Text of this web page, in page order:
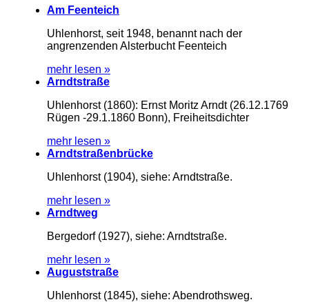
Am Feenteich
Uhlenhorst, seit 1948, benannt nach der
angrenzenden Alsterbucht Feenteich
mehr lesen »
Arndtstraße
Uhlenhorst (1860): Ernst Moritz Arndt (26.12.1769
Rügen -29.1.1860 Bonn), Freiheitsdichter
mehr lesen »
Arndtstraßenbrücke
Uhlenhorst (1904), siehe: Arndtstraße.
mehr lesen »
Arndtweg
Bergedorf (1927), siehe: Arndtstraße.
mehr lesen »
Auguststraße
Uhlenhorst (1845), siehe: Abendrothsweg.